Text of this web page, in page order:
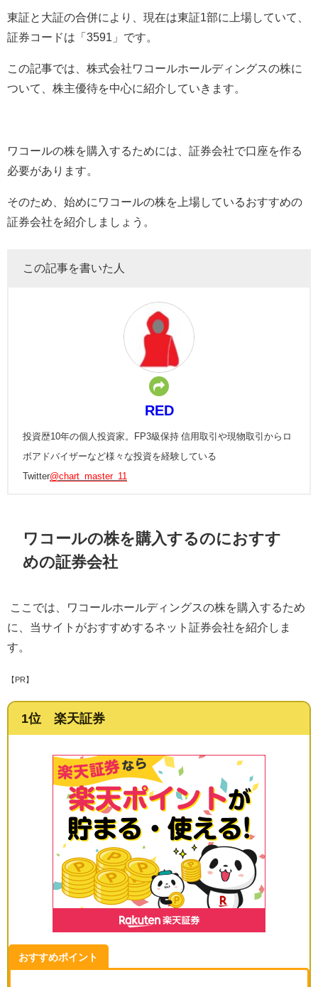
東証と大証の合併により、現在は東証1 部に上場していて、
証券コードは「 3591 」です。
この記事では、株式会社ワコールホールディングスの株に
ついて、株主優待を中心に紹介していきます。
ワコールの株を購入するためには、証券会社で口座を作る
必要があります。
そのため、始めにワコールの株を上場しているおすすめの
証券会社を紹介しましょう。
この記事を書いた人
RED
投資歴10年の個人投資家。FP3級保持 信用取引や現物取引からロ
ボアドバイザーなど様々な投資を経験している
Twitter@chart_master_11
ワコールの株を購入するのにおすす
めの証券会社
ここでは、ワコールホールディングスの株を購入するため
に、当サイトがおすすめするネット証券会社を紹介しま
す。
【PR】
1位 楽天証券
おすすめポイント